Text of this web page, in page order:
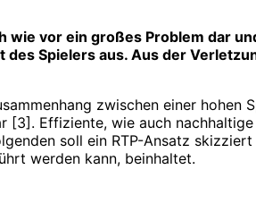
wie vor ein großes Problem dar
Spielers aus. Aus der
zwischen einer hohen
[3]. Effiziente, wie auch
soll ein RTP-Ansatz
werden kann, beinhaltet.